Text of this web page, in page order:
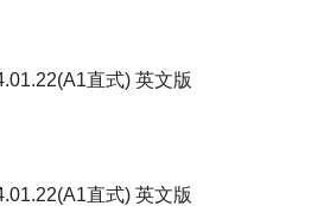
直式) 英文版
直式) 英文版